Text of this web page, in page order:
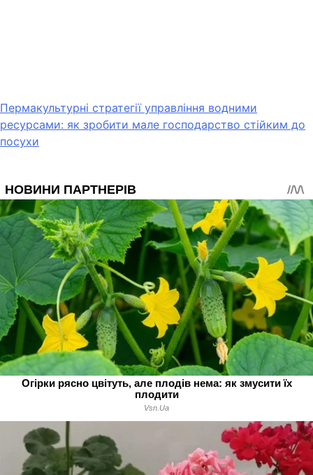
Пермакультурні стратегії управління водними
ресурсами: як зробити мале господарство стійким до
посухи